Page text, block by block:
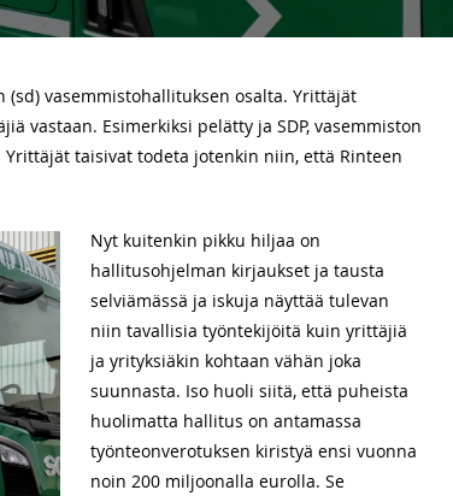
vasemmistohallituksen osalta. Yrittäjät
vastaan. Esimerkiksi pelätty ja SDP, vasemmiston
taisivat todeta jotenkin niin, että Rinteen
Nyt kuitenkin pikku hiljaa on
hallitusohjelman kirjaukset ja tausta
selviämässä ja iskuja näyttää tulevan
niin tavallisia työntekijöitä kuin yrittäjiä
ja yrityksiäkin kohtaan vähän joka
suunnasta. Iso huoli siitä, että puheista
huolimatta hallitus on antamassa
työnteonverotuksen kiristyä ensi vuonna
noin 200 miljoonalla eurolla. Se